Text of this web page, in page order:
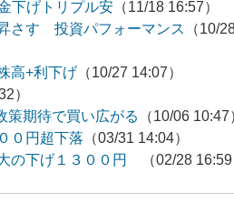
下げトリプル安 （11/18 16:57）
さす 投資パフォーマンス
（10/
高+利下げ （10/27 14:07）
）
期待で買い広がる
（10/06 10:47
０円超下落 （03/31 14:04）
の下げ１３００円
（02/28 16:59